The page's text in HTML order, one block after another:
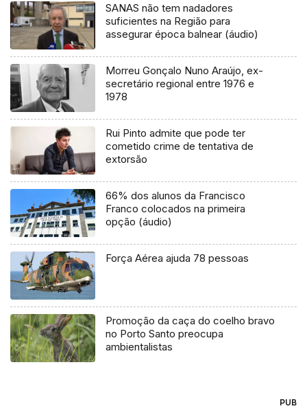
SANAS não tem nadadores
suficientes na Região para
assegurar época balnear (áudio)
Morreu Gonçalo Nuno Araújo, ex-
secretário regional entre 1976 e
1978
Rui Pinto admite que pode ter
cometido crime de tentativa de
extorsão
66% dos alunos da Francisco
Franco colocados na primeira
opção (áudio)
Força Aérea ajuda 78 pessoas
Promoção da caça do coelho bravo
no Porto Santo preocupa
ambientalistas
PUB